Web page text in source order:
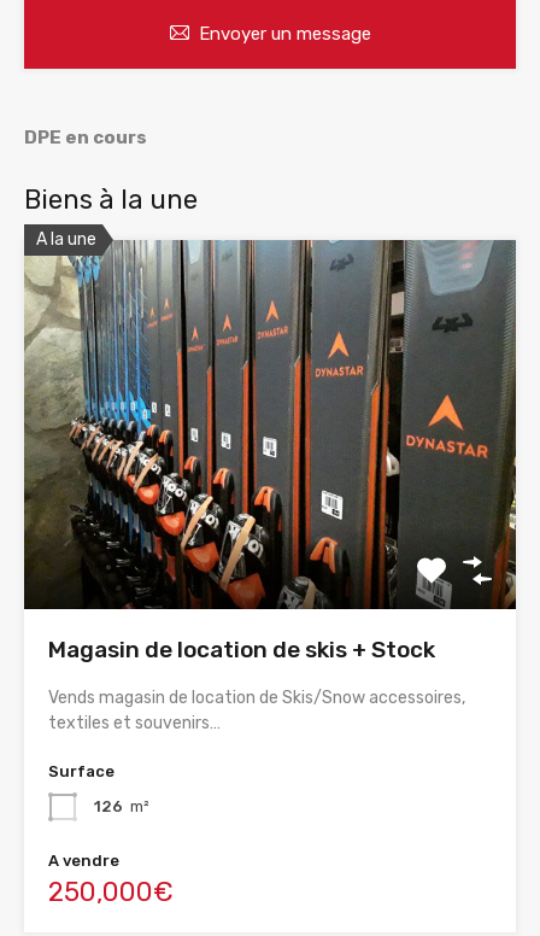
Envoyer un message
DPE en cours
Biens à la une
A la une
Magasin de location de skis + Stock
Vends magasin de location de Skis/Snow accessoires,
textiles et souvenirs…
Surface
126 m²
A vendre
250,000€